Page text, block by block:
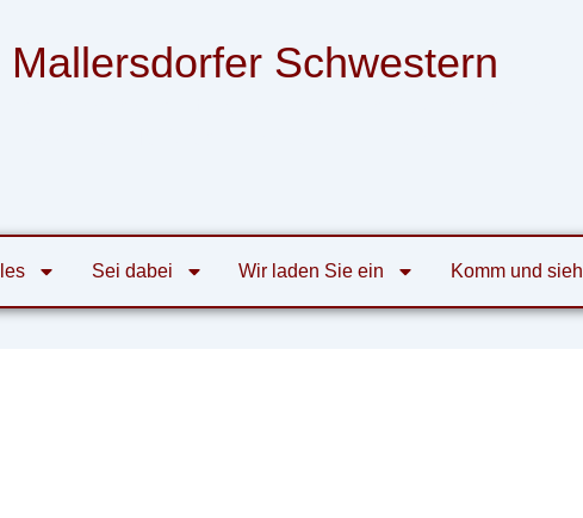
Mallersdorfer Schwestern
Sei dabei Wir laden Sie ein Komm und sieh